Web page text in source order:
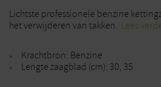
Lichtste professionele benzine
het verwijderen van takken. Lees
Krachtbron: Benzine
Lengte zaagblad (cm): 30, 35